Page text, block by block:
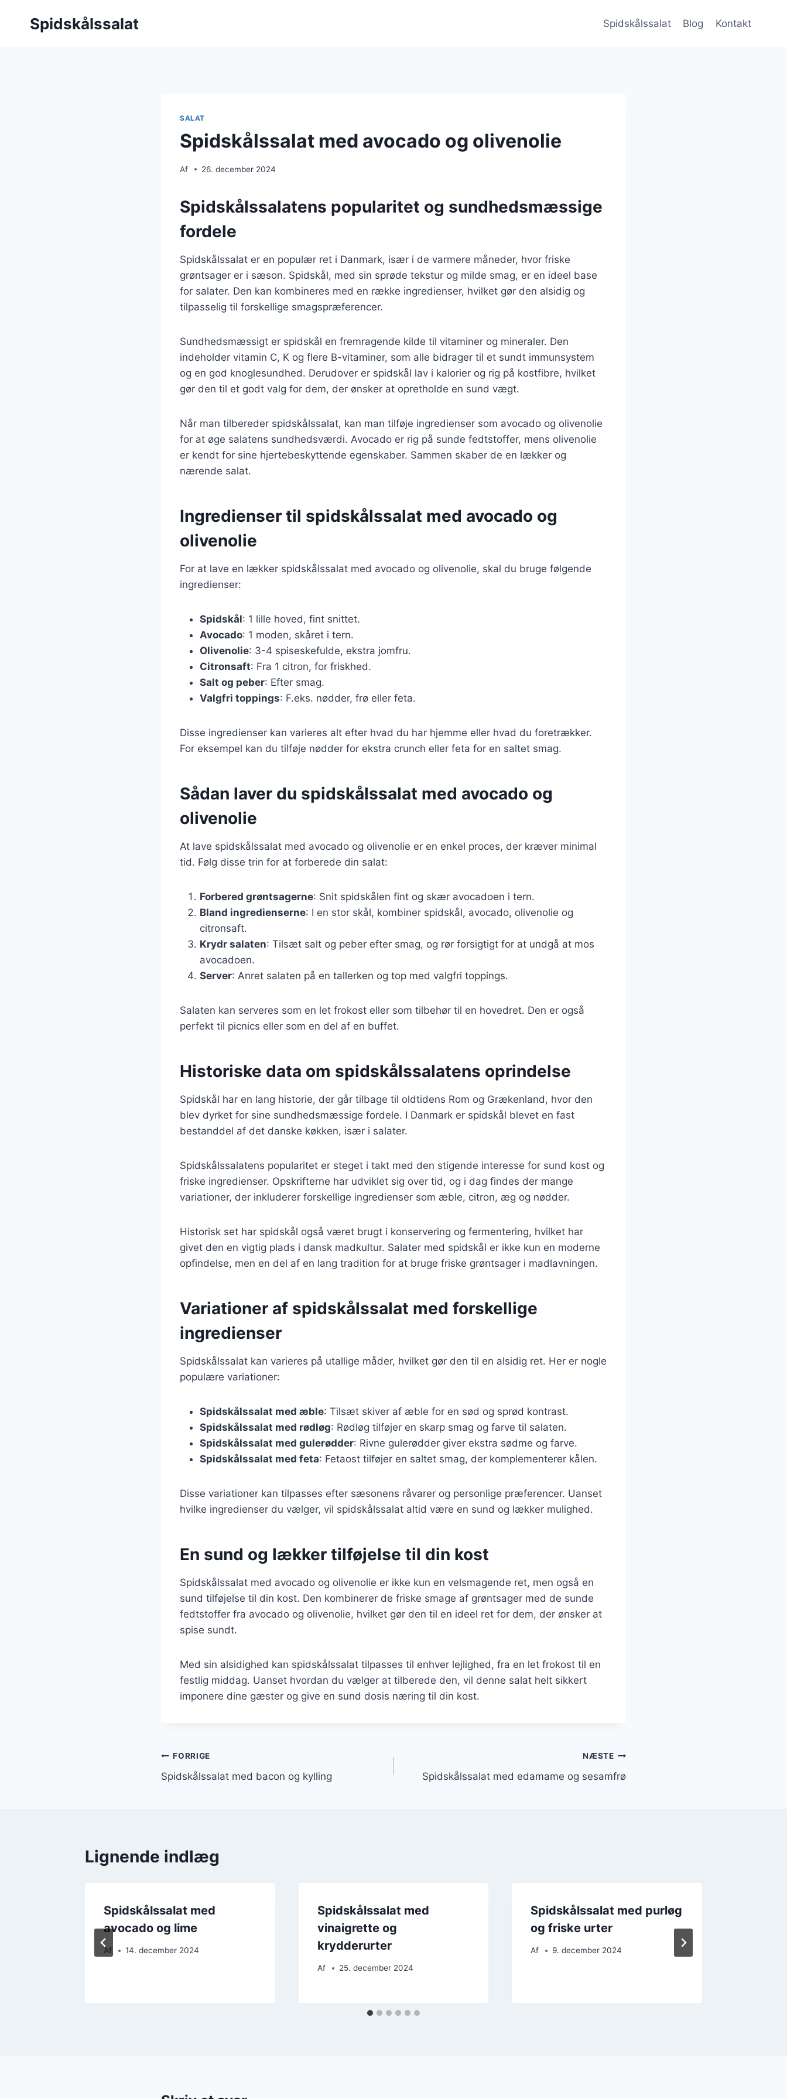
Spidskålssalat Spidskålssalat Blog Kontakt
SALAT
Spidskålssalat med avocado og olivenolie
Af 26. december 2024
Spidskålssalatens popularitet og sundhedsmæssige
fordele
Spidskålssalat er en populær ret i Danmark, især i de varmere måneder, hvor friske
grøntsager er i sæson. Spidskål, med sin sprøde tekstur og milde smag, er en ideel base
for salater. Den kan kombineres med en række ingredienser, hvilket gør den alsidig og
tilpasselig til forskellige smagspræferencer.
Sundhedsmæssigt er spidskål en fremragende kilde til vitaminer og mineraler. Den
indeholder vitamin C, K og flere B-vitaminer, som alle bidrager til et sundt immunsystem
og en god knoglesundhed. Derudover er spidskål lav i kalorier og rig på kostfibre, hvilket
gør den til et godt valg for dem, der ønsker at opretholde en sund vægt.
Når man tilbereder spidskålssalat, kan man tilføje ingredienser som avocado og olivenolie
for at øge salatens sundhedsværdi. Avocado er rig på sunde fedtstoffer, mens olivenolie
er kendt for sine hjertebeskyttende egenskaber. Sammen skaber de en lækker og
nærende salat.
Ingredienser til spidskålssalat med avocado og
olivenolie
For at lave en lækker spidskålssalat med avocado og olivenolie, skal du bruge følgende
ingredienser:
Spidskål: 1 lille hoved, fint snittet.
Avocado: 1 moden, skåret i tern.
Olivenolie: 3-4 spiseskefulde, ekstra jomfru.
Citronsaft: Fra 1 citron, for friskhed.
Salt og peber: Efter smag.
Valgfri toppings: F.eks. nødder, frø eller feta.
Disse ingredienser kan varieres alt efter hvad du har hjemme eller hvad du foretrækker.
For eksempel kan du tilføje nødder for ekstra crunch eller feta for en saltet smag.
Sådan laver du spidskålssalat med avocado og
olivenolie
At lave spidskålssalat med avocado og olivenolie er en enkel proces, der kræver minimal
tid. Følg disse trin for at forberede din salat:
Forbered grøntsagerne: Snit spidskålen fint og skær avocadoen i tern.
Bland ingredienserne: I en stor skål, kombiner spidskål, avocado, olivenolie og
citronsaft.
Krydr salaten: Tilsæt salt og peber efter smag, og rør forsigtigt for at undgå at mos
avocadoen.
Server: Anret salaten på en tallerken og top med valgfri toppings.
Salaten kan serveres som en let frokost eller som tilbehør til en hovedret. Den er også
perfekt til picnics eller som en del af en buffet.
Historiske data om spidskålssalatens oprindelse
Spidskål har en lang historie, der går tilbage til oldtidens Rom og Grækenland, hvor den
blev dyrket for sine sundhedsmæssige fordele. I Danmark er spidskål blevet en fast
bestanddel af det danske køkken, især i salater.
Spidskålssalatens popularitet er steget i takt med den stigende interesse for sund kost og
friske ingredienser. Opskrifterne har udviklet sig over tid, og i dag findes der mange
variationer, der inkluderer forskellige ingredienser som æble, citron, æg og nødder.
Historisk set har spidskål også været brugt i konservering og fermentering, hvilket har
givet den en vigtig plads i dansk madkultur. Salater med spidskål er ikke kun en moderne
opfindelse, men en del af en lang tradition for at bruge friske grøntsager i madlavningen.
Variationer af spidskålssalat med forskellige
ingredienser
Spidskålssalat kan varieres på utallige måder, hvilket gør den til en alsidig ret. Her er nogle
populære variationer:
Spidskålssalat med æble: Tilsæt skiver af æble for en sød og sprød kontrast.
Spidskålssalat med rødløg: Rødløg tilføjer en skarp smag og farve til salaten.
Spidskålssalat med gulerødder: Rivne gulerødder giver ekstra sødme og farve.
Spidskålssalat med feta: Fetaost tilføjer en saltet smag, der komplementerer kålen.
Disse variationer kan tilpasses efter sæsonens råvarer og personlige præferencer. Uanset
hvilke ingredienser du vælger, vil spidskålssalat altid være en sund og lækker mulighed.
En sund og lækker tilføjelse til din kost
Spidskålssalat med avocado og olivenolie er ikke kun en velsmagende ret, men også en
sund tilføjelse til din kost. Den kombinerer de friske smage af grøntsager med de sunde
fedtstoffer fra avocado og olivenolie, hvilket gør den til en ideel ret for dem, der ønsker at
spise sundt.
Med sin alsidighed kan spidskålssalat tilpasses til enhver lejlighed, fra en let frokost til en
festlig middag. Uanset hvordan du vælger at tilberede den, vil denne salat helt sikkert
imponere dine gæster og give en sund dosis næring til din kost.
Indlægsnavigation
FORRIGE
Spidskålssalat med bacon og kylling
NÆSTE
Spidskålssalat med edamame og sesamfrø
Lignende indlæg
Spidskålssalat med
avocado og lime
Af 14. december 2024
Spidskålssalat med
vinaigrette og
krydderurter
Af 25. december 2024
Spidskålssalat med purløg
og friske urter
Af 9. december 2024